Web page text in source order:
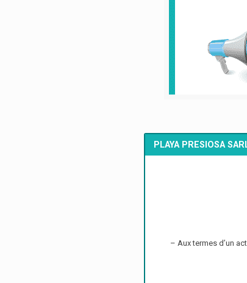
PLAYA PRESIOSA
– Aux termes d’un